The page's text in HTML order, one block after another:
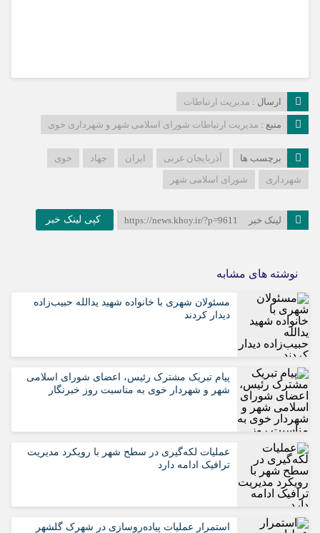
ارسال : مدیریت ارتباطات
منبع : مدیریت ارتباطات شورای اسلامی شهر و شهرداری خوی
برچسب ها آذربایجان غربی ایران جهاد
خوی
شهرداری
شورای اسلامی شهر
لینک خبر https://news.khoy.ir/?p=9611 کپی لینک خبر
نوشته های مشابه
مسئولان شهری با خانواده شهید یدالله حبیب‌زاده
دیدار کردند
پیام تبریک مشترک رئیس، اعضای شورای اسلامی
شهر و شهردار خوی به مناسبت روز خبرنگار
عملیات لکه‌گیری در سطح شهر با رویکرد مدیریت
ترافیک ادامه دارد
استمرار عملیات پیاده‌روسازی در شهرک گلشهر